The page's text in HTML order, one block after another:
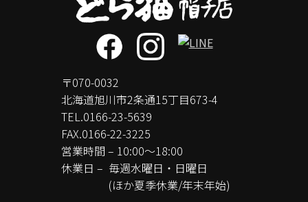
〒070-0032
北海道旭川市2条通15丁目673-4
TEL.0166-23-5639
FAX.0166-22-3225
営業時間 – 10:00～18:00
休業日 – 毎週水曜日・日曜日
(ほか夏季休業/年末年始)